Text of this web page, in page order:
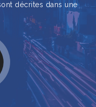
décrites dans une